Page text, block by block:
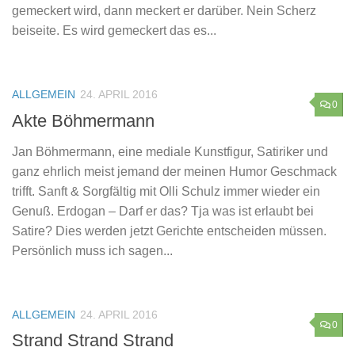
gemeckert wird, dann meckert er darüber. Nein Scherz
beiseite. Es wird gemeckert das es...
0
ALLGEMEIN 24. APRIL 2016
Akte Böhmermann
Jan Böhmermann, eine mediale Kunstfigur, Satiriker und
ganz ehrlich meist jemand der meinen Humor Geschmack
trifft. Sanft & Sorgfältig mit Olli Schulz immer wieder ein
Genuß. Erdogan – Darf er das? Tja was ist erlaubt bei
Satire? Dies werden jetzt Gerichte entscheiden müssen.
Persönlich muss ich sagen...
0
ALLGEMEIN 24. APRIL 2016
Strand Strand Strand